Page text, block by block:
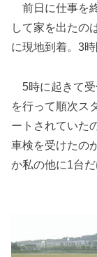
前日に仕事を
して家を出たの
に現地到着。3
5時に起きて受
を行って順次ス
ートされていた
車検を受けたの
か私の他に1台だ